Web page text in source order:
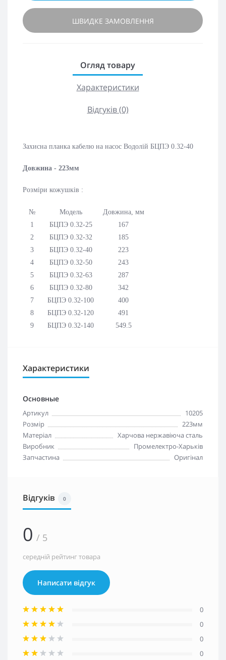
ШВИДКЕ ЗАМОВЛЕННЯ
Огляд товару
Характеристики
Відгуків (0)
Захисна планка кабелю на насос Водолій БЦПЭ 0.32-40
Довжина - 223мм
Розміри кожушків :
№ Модель Довжина, мм
1
БЦПЭ 0.32-25
167
2
БЦПЭ 0.32-32
185
3
БЦПЭ 0.32-40
223
4
БЦПЭ 0.32-50
243
5
БЦПЭ 0.32-63
287
6
БЦПЭ 0.32-80
342
7
БЦПЭ 0.32-100
400
8
БЦПЭ 0.32-120
491
9
БЦПЭ 0.32-140 549.5
Характеристики
Основные
Артикул
10205
Розмір
223мм
Матеріал
Харчова нержавіюча сталь
Виробник
Промелектро-Харьків
Запчастина
Оригінал
Відгуків 0
0 / 5
середній рейтинг товара
Написати відгук
0
0
0
0